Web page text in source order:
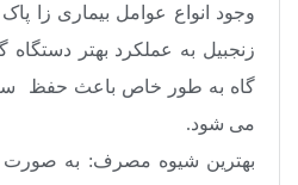
وجود انواع عوامل بیماری زا
زنجبیل به عملکرد بهتر
گاه به طور خاص باعث حفظ
می شود.
بهترین شیوه مصرف: به صورت